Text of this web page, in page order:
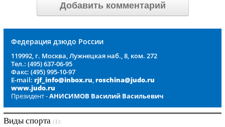
Добавить комментарий
Федерация дзюдо России
119992, г. Москва, Лужнецкая наб., 8, ком. 272
Тел.: (495) 637-06-95
Факс: (495) 995-10-97
E-mail: rjf_info@inbox.ru,roschina@judo.ru
www.judo.ru
Президент -АНИСИМОВ Василий Васильевич
Виды спорта (1):